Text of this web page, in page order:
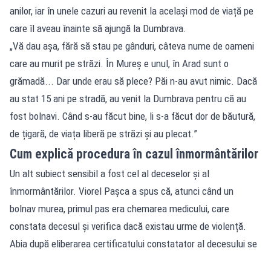
anilor, iar în unele cazuri au revenit la același mod de viață pe
care îl aveau înainte să ajungă la Dumbrava.
„Vă dau așa, fără să stau pe gânduri, câteva nume de oameni
care au murit pe străzi. În Mureș e unul, în Arad sunt o
grămadă... Dar unde erau să plece? Păi n-au avut nimic. Dacă
au stat 15 ani pe stradă, au venit la Dumbrava pentru că au
fost bolnavi. Când s-au făcut bine, li s-a făcut dor de băutură,
de țigară, de viața liberă pe străzi și au plecat.”
Cum explică procedura în cazul înmormântărilor
Un alt subiect sensibil a fost cel al deceselor și al
înmormântărilor. Viorel Pașca a spus că, atunci când un
bolnav murea, primul pas era chemarea medicului, care
constata decesul și verifica dacă existau urme de violență.
Abia după eliberarea certificatului constatator al decesului se